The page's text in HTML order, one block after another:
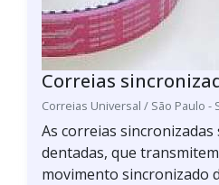
Correias
Correias Universal / São Paulo -
As correias sincronizadas
dentadas, que
movimento sincronizado